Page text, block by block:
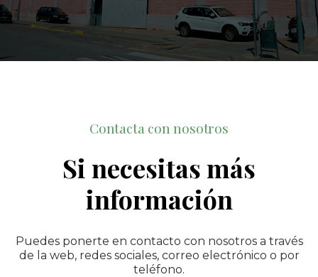
Contacta con nosotros
Si necesitas más
información
Puedes ponerte en contacto con nosotros a través
de la web, redes sociales, correo electrónico o por
teléfono.